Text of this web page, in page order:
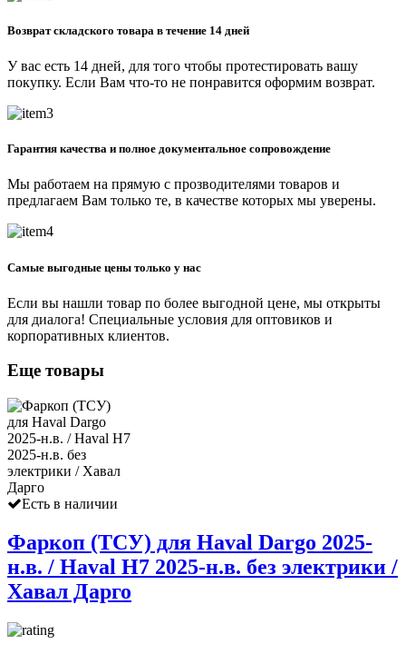
Возврат складского товара в течение 14 дней
У вас есть 14 дней, для того чтобы протестировать вашу
покупку. Если Вам что-то не понравится оформим возврат.
Гарантия качества и полное документальное сопровождение
Мы работаем на прямую с прозводителями товаров и
предлагаем Вам только те, в качестве которых мы уверены.
Самые выгодные цены только у нас
Если вы нашли товар по более выгодной цене, мы открыты
для диалога! Специальные условия для оптовиков и
корпоративных клиентов.
Еще товары
Есть в наличии
Фаркоп (ТСУ) для Haval Dargo 2025-
н.в. / Haval H7 2025-н.в. без электрики /
Хавал Дарго